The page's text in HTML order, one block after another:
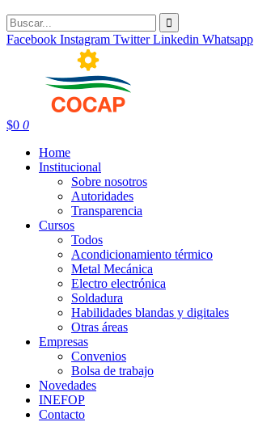
Facebook Instagram Twitter Linkedin Whatsapp
$0 0
Home
Institucional
Sobre nosotros
Autoridades
Transparencia
Cursos
Todos
Acondicionamiento térmico
Metal Mecánica
Electro electrónica
Soldadura
Habilidades blandas y digitales
Otras áreas
Empresas
Convenios
Bolsa de trabajo
Novedades
INEFOP
Contacto